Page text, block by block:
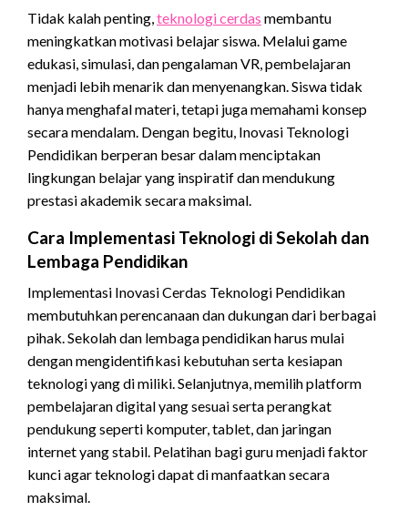
Tidak kalah penting, teknologi cerdas membantu
meningkatkan motivasi belajar siswa. Melalui game
edukasi, simulasi, dan pengalaman VR, pembelajaran
menjadi lebih menarik dan menyenangkan. Siswa tidak
hanya menghafal materi, tetapi juga memahami konsep
secara mendalam. Dengan begitu, Inovasi Teknologi
Pendidikan berperan besar dalam menciptakan
lingkungan belajar yang inspiratif dan mendukung
prestasi akademik secara maksimal.
Cara Implementasi Teknologi di Sekolah dan
Lembaga Pendidikan
Implementasi Inovasi Cerdas Teknologi Pendidikan
membutuhkan perencanaan dan dukungan dari berbagai
pihak. Sekolah dan lembaga pendidikan harus mulai
dengan mengidentifikasi kebutuhan serta kesiapan
teknologi yang di miliki. Selanjutnya, memilih platform
pembelajaran digital yang sesuai serta perangkat
pendukung seperti komputer, tablet, dan jaringan
internet yang stabil. Pelatihan bagi guru menjadi faktor
kunci agar teknologi dapat di manfaatkan secara
maksimal.